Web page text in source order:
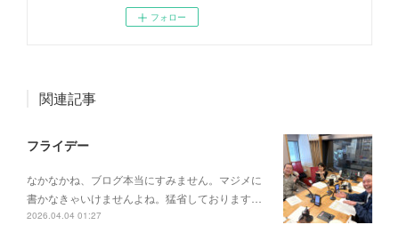
フォロー
関連記事
フライデー
なかなかね、ブログ本当にすみません。マジメに
書かなきゃいけませんよね。猛省しております…
2026.04.04 01:27